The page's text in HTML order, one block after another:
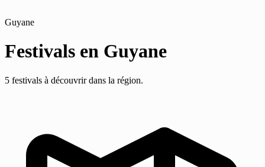
Guyane
Festivals en Guyane
5 festivals à découvrir dans la région.